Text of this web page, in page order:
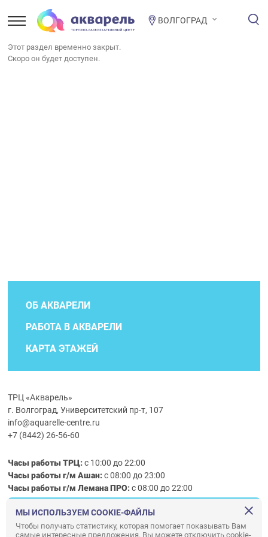
ВОЛГОГРАД
Этот раздел временно закрыт.
Скоро он будет доступен.
ОБ АКВАРЕЛИ
РАБОТА В АКВАРЕЛИ
КАРТА ЭТАЖЕЙ
ТРЦ «Акварель»
г. Волгоград, Университетский пр-т, 107
info@aquarelle-centre.ru
+7 (8442) 26-56-60
Часы работы ТРЦ:с 10:00 до 22:00
Часы работы г/м Ашан:с 08:00 до 23:00
Часы работыг/мЛемана ПРО:с 08:00 до 22:00
Правила посещения ТРЦ «Акварель»
МЫ ИСПОЛЬЗУЕМ COOKIE-ФАЙЛЫ
Чтобы получать статистику, которая помогает показывать Вам
самые интересные предложения. Вы можете отключить cookie-